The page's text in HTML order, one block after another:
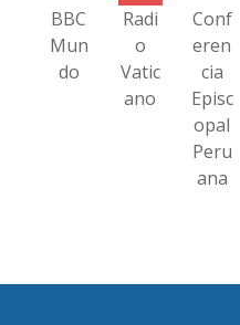
BBC
Mun
do
Radi
o
Vatic
ano
Conf
eren
cia
Episc
opal
Peru
ana